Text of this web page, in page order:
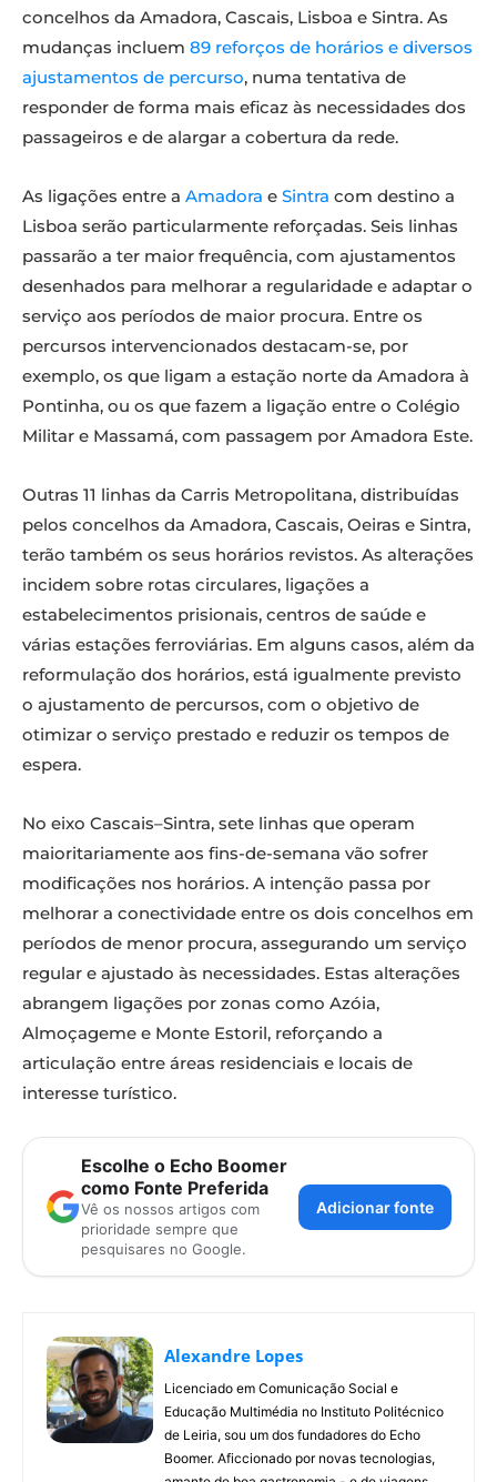
concelhos da Amadora, Cascais, Lisboa e Sintra. As
mudanças incluem 89 reforços de horários e diversos
ajustamentos de percurso, numa tentativa de
responder de forma mais eficaz às necessidades dos
passageiros e de alargar a cobertura da rede.
As ligações entre a Amadora e Sintra com destino a
Lisboa serão particularmente reforçadas. Seis linhas
passarão a ter maior frequência, com ajustamentos
desenhados para melhorar a regularidade e adaptar o
serviço aos períodos de maior procura. Entre os
percursos intervencionados destacam-se, por
exemplo, os que ligam a estação norte da Amadora à
Pontinha, ou os que fazem a ligação entre o Colégio
Militar e Massamá, com passagem por Amadora Este.
Outras 11 linhas da Carris Metropolitana, distribuídas
pelos concelhos da Amadora, Cascais, Oeiras e Sintra,
terão também os seus horários revistos. As alterações
incidem sobre rotas circulares, ligações a
estabelecimentos prisionais, centros de saúde e
várias estações ferroviárias. Em alguns casos, além da
reformulação dos horários, está igualmente previsto
o ajustamento de percursos, com o objetivo de
otimizar o serviço prestado e reduzir os tempos de
espera.
No eixo Cascais–Sintra, sete linhas que operam
maioritariamente aos fins-de-semana vão sofrer
modificações nos horários. A intenção passa por
melhorar a conectividade entre os dois concelhos em
períodos de menor procura, assegurando um serviço
regular e ajustado às necessidades. Estas alterações
abrangem ligações por zonas como Azóia,
Almoçageme e Monte Estoril, reforçando a
articulação entre áreas residenciais e locais de
interesse turístico.
Escolhe o Echo Boomer
como Fonte Preferida
Vê os nossos artigos com
prioridade sempre que
pesquisares no Google.
Adicionar fonte
Alexandre Lopes
Licenciado em Comunicação Social e
Educação Multimédia no Instituto Politécnico
de Leiria, sou um dos fundadores do Echo
Boomer. Aficcionado por novas tecnologias,